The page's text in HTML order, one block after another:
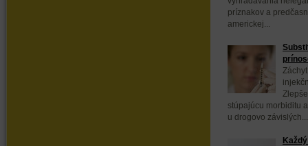
príznakov a
americkej...
stúpajúcu morbiditu
u drogovo závislých...